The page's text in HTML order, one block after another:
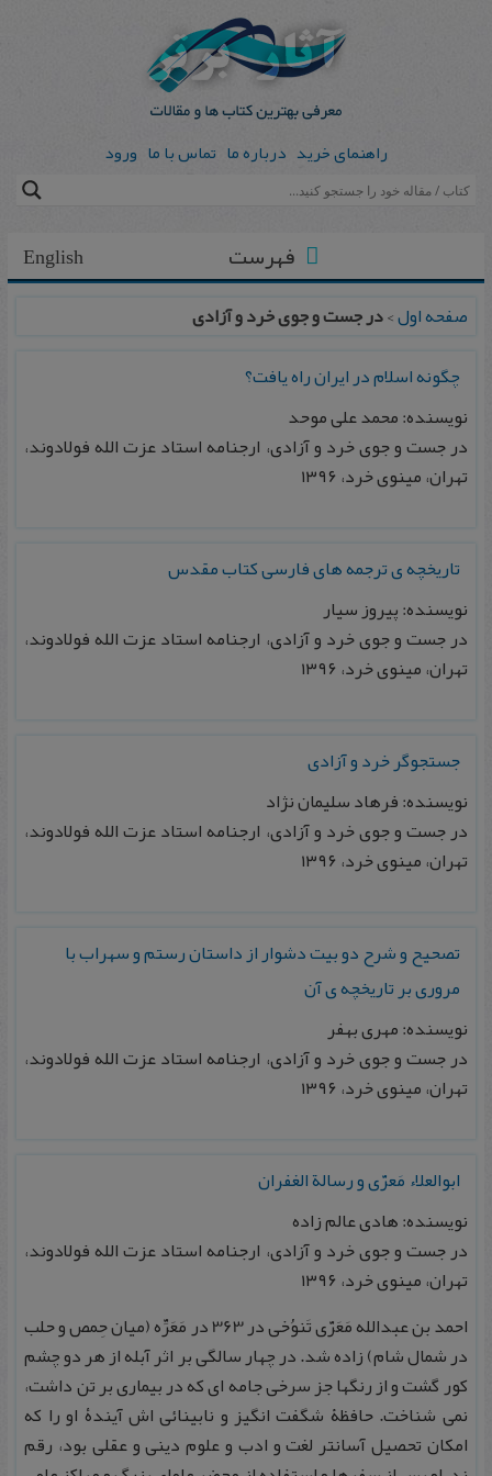
راهنمای خرید درباره ما تماس با ما ورود
English فهرست
صفحه اول>در جست و جوی خرد و آزادی
چگونه اسلام در ایران راه یافت؟
نویسنده: محمد علی موحد
در جست و جوی خرد و آزادی، ارجنامه استاد عزت الله فولادوند،
تهران، مینوی خرد، ۱۳۹۶
تاریخچه ی ترجمه های فارسی کتاب مقدس
نویسنده: پیروز سیار
در جست و جوی خرد و آزادی، ارجنامه استاد عزت الله فولادوند،
تهران، مینوی خرد، ۱۳۹۶
جستجوگر خرد و آزادی
نویسنده: فرهاد سلیمان نژاد
در جست و جوی خرد و آزادی، ارجنامه استاد عزت الله فولادوند،
تهران، مینوی خرد، ۱۳۹۶
تصحیح و شرح دو بیت دشوار از داستان رستم و سهراب با
مروری بر تاریخچه ی آن
نویسنده: مهری بهفر
در جست و جوی خرد و آزادی، ارجنامه استاد عزت الله فولادوند،
تهران، مینوی خرد، ۱۳۹۶
ابوالعلاء مَعرّی و رسالة الغفران
نویسنده: هادی عالم زاده
در جست و جوی خرد و آزادی، ارجنامه استاد عزت الله فولادوند،
تهران، مینوی خرد، ۱۳۹۶
احمد بن عبدالله مَعَرّی تَنوُخی در 363 در مَعَرِّه (میان حِمص و حلب
در شمال شام) زاده شد. در چهار سالگی بر اثر آبله از هر دو چشم
کور گشت و از رنگها جز سرخی جامه ای که در بیماری بر تن داشت،
نمی شناخت. حافظۀ شگفت انگیز و نابینائی اش آیندۀ او را که
امکان تحصیل آسانتر لغت و ادب و علوم دینی و عقلی بود، رقم